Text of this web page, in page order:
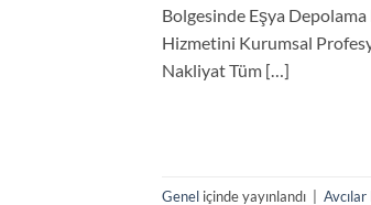
Bolgesinde Eşya
Hizmetini Kurumsal
Nakliyat Tüm […]
Genel içinde yayınlandı